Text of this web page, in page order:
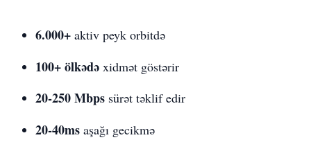
6.000+ aktiv peyk orbitdə
100+ ölkədə xidmət göstərir
20-250 Mbps sürət təklif edir
20-40ms aşağı gecikmə